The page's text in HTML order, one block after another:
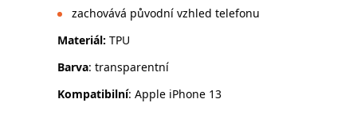
zachovává původní vzhled telefonu
Materiál: TPU
Barva: transparentní
Kompatibilní: Apple iPhone 13